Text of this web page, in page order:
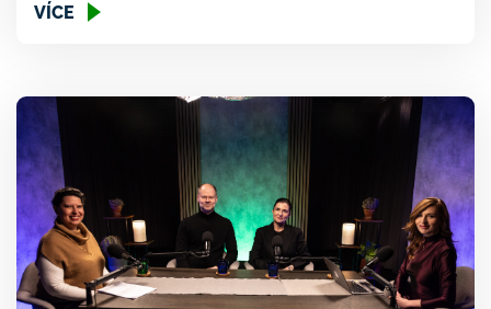
48h všude po Evropě. Snadnější by tak měla být
VÍCE